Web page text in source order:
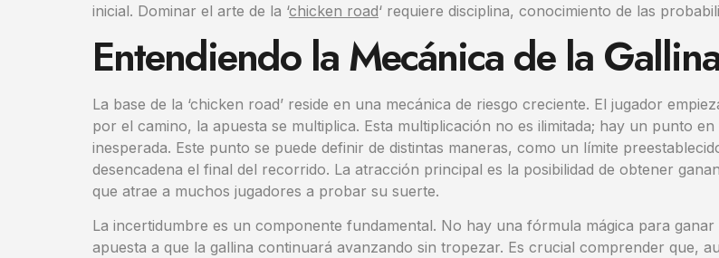
inicial. Dominar el arte de la ‘chicken road‘ requiere disciplina, conocimiento de las
Entendiendo la Mecánica de la
La base de la ‘chicken road’ reside en una mecánica de riesgo creciente. El jugador
por el camino, la apuesta se multiplica. Esta multiplicación no es ilimitada; hay un punto
inesperada. Este punto se puede definir de distintas maneras, como un límite
desencadena el final del recorrido. La atracción principal es la posibilidad de obtener
que atrae a muchos jugadores a probar su suerte.
La incertidumbre es un componente fundamental. No hay una fórmula mágica para ganar
apuesta a que la gallina continuará avanzando sin tropezar. Es crucial comprender que,